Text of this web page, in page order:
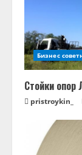
Бизнес
Стойки опор
pristroykin_